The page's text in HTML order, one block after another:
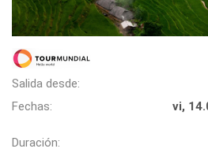
Salida desde:
Fechas:
vi,
Duración: